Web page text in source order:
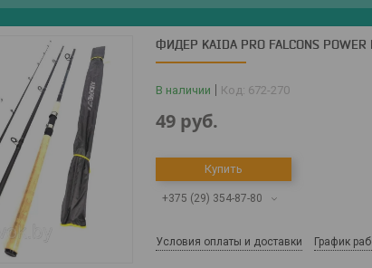
ФИДЕР KAIDA PRO FALCONS
В наличии Код: 672-270
49 руб.
Купить
+375 (29) 354-87-80
Условия оплаты и доставки График